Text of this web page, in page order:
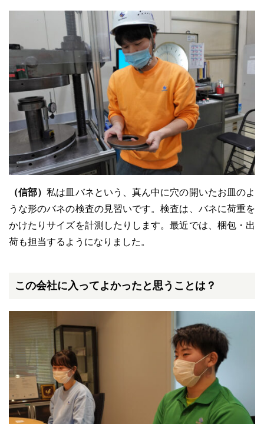
（信部）私は皿バネという、真ん中に穴の開いたお皿のよ
うな形のバネの検査の見習いです。検査は、バネに荷重を
かけたりサイズを計測したりします。最近では、梱包・出
荷も担当するようになりました。
この会社に入ってよかったと思うことは？